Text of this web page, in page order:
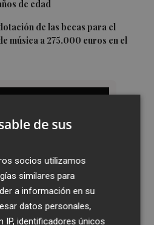
de edad
de las becas para el
música a 275.000 euros en el
de sus
socios utilizamos
similares para
a información en su
datos personales,
IP, identificadores únicos